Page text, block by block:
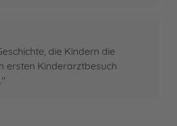
die Kindern die
ersten Kinderarztbesuch